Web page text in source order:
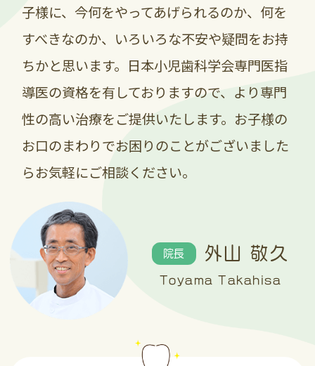
皆様にはご不便とご迷惑をおかけします
が、ご理解とご協力を賜りますようお願い
申し上げます(*- -)
対象商品：・Check-up kodomo グレー
プ ・Check-up スタンダード ミン
ト
・Check-up kodomo アップル
・Check-up kodomo ストロベ
リー ・デンタルペーストα
・Check-up gel グレープ（在
庫わずか）
・Check-up gel ピーチ（在庫
わずか）
子様に、今何をやってあげられるのか、何を
すべきなのか、いろいろな不安や疑問をお持
ちかと思います。日本小児歯科学会専門医指
導医の資格を有しておりますので、より専門
性の高い治療をご提供いたします。お子様の
お口のまわりでお困りのことがございました
らお気軽にご相談ください。
院長 外山 敬久
Toyama Takahisa